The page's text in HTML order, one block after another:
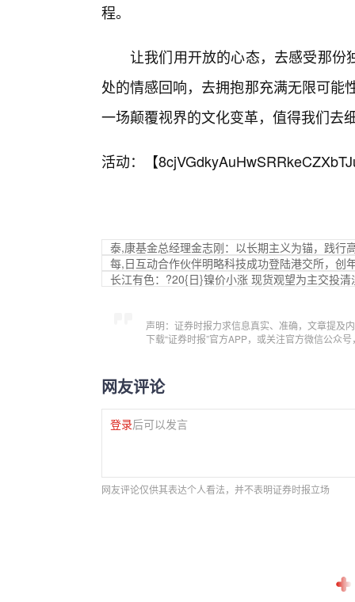
程。
让我们用开放的心态，去感受那份
处的情感回响，去拥抱那充满无限可能
一场颠覆视界的文化变革，值得我们去
活动：【
泰,康基金总经理金志刚：以长期主义为锚，践行
每,日互动合作伙伴明略科技成功登陆港交所，创
长江有色：?20{日}镍价小涨 现货观望为主交投清
声明：证券时报力求信息真实、准确，文章提及
下载“证券时报”官方APP，或关注官方微信公众
网友评论
登录后可以发言
网友评论仅供其表达个人看法，并不表明证券时报立场